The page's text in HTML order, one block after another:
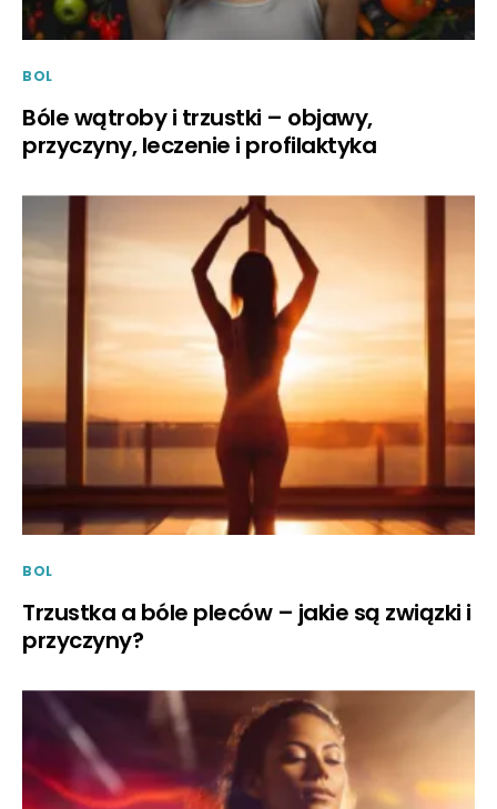
BOL
Bóle wątroby i trzustki – objawy,
przyczyny, leczenie i profilaktyka
BOL
Trzustka a bóle pleców – jakie są związki i
przyczyny?